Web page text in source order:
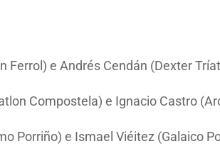
Ferrol) e Andrés Cendán (Dexter
Compostela) e Ignacio Castro
Porriño) e Ismael Viéitez (Galaico